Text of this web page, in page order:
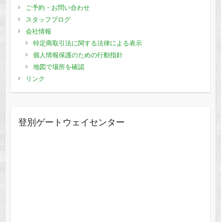
ご予約・お問い合わせ
スタッフブログ
会社情報
特定商取引法に関する法律による表示
個人情報保護のための行動指針
地図で場所を確認
リンク
登別ゲートウェイセンター